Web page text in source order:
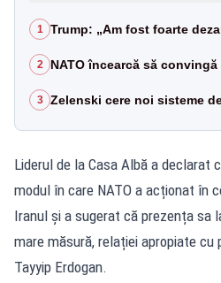
1 Trump: „Am fost foarte
2 NATO încearcă să
3 Zelenski cere noi sisteme
Liderul de la Casa Albă a declarat
modul în care NATO a acționat în
Iranul și a sugerat că prezența sa
mare măsură, relației apropiate cu
Tayyip Erdogan.